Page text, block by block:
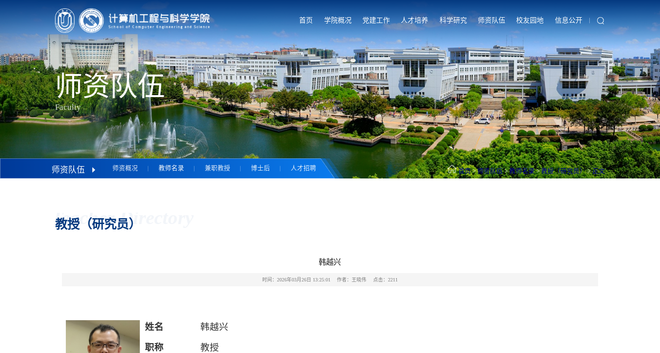
首页 学院概况 党建工作 人才培养 科学研究 师资队伍 校友园地 信息公开
师资队伍
Faculty
师资队伍 师资概况 教师名录 兼职教授 博士后 人才招聘 首页 > 师资队伍 > 教师名录 > 教授（研究员） > 正文
Teacher Directory
教授（研究员）
韩越兴
时间：2026年03月26日 13:25:01 作者：王晓伟 点击：2211
姓名
韩越兴
职称
教授